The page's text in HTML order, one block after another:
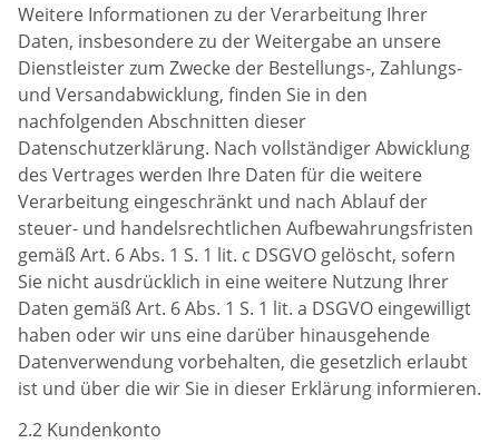
Weitere Informationen zu der Verarbeitung Ihrer
Daten, insbesondere zu der Weitergabe an unsere
Dienstleister zum Zwecke der Bestellungs-, Zahlungs-
und Versandabwicklung, finden Sie in den
nachfolgenden Abschnitten dieser
Datenschutzerklärung. Nach vollständiger Abwicklung
des Vertrages werden Ihre Daten für die weitere
Verarbeitung eingeschränkt und nach Ablauf der
steuer- und handelsrechtlichen Aufbewahrungsfristen
gemäß Art. 6 Abs. 1 S. 1 lit. c DSGVO gelöscht, sofern
Sie nicht ausdrücklich in eine weitere Nutzung Ihrer
Daten gemäß Art. 6 Abs. 1 S. 1 lit. a DSGVO eingewilligt
haben oder wir uns eine darüber hinausgehende
Datenverwendung vorbehalten, die gesetzlich erlaubt
ist und über die wir Sie in dieser Erklärung informieren.
2.2 Kundenkonto